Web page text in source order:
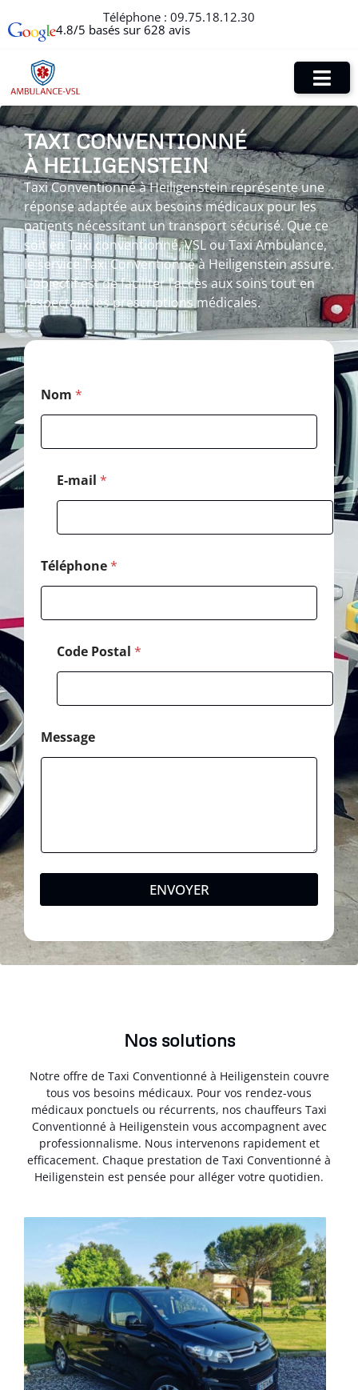
Téléphone : 09.75.18.12.30
4.8/5 basés sur 628 avis
TAXI CONVENTIONNÉ
À HEILIGENSTEIN
Taxi Conventionné à Heiligenstein représente une
réponse adaptée aux besoins médicaux pour les
patients nécessitant un transport sécurisé. Que ce
soit en Taxi conventionné, VSL ou Taxi Ambulance,
le service Taxi Conventionné à Heiligenstein assure.
L’objectif est de faciliter l’accès aux soins tout en
respectant les prescriptions médicales.
Nom *
E-mail *
Téléphone*
E
-
a
i
l
*
*
Code Postal *
Message
ENVOYER
Nos solutions
Notre offre de Taxi Conventionné à Heiligenstein couvre
tous vos besoins médicaux. Pour vos rendez-vous
médicaux ponctuels ou récurrents, nos chauffeurs Taxi
Conventionné à Heiligenstein vous accompagnent avec
professionnalisme. Nous intervenons rapidement et
efficacement. Chaque prestation de Taxi Conventionné à
Heiligenstein est pensée pour alléger votre quotidien.